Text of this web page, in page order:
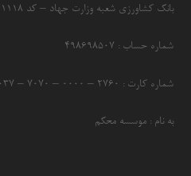
بانک کشاورزی شعبه وزارت جهاد – کد 1118
شماره حساب : ۴۹۸۶۹۸۵۰۷
شماره کارت : ۲۷۶۰ – ۰۰۰۰ – ۷۰۷۰ – ۶۰۳۷
به نام : موسسه محکم